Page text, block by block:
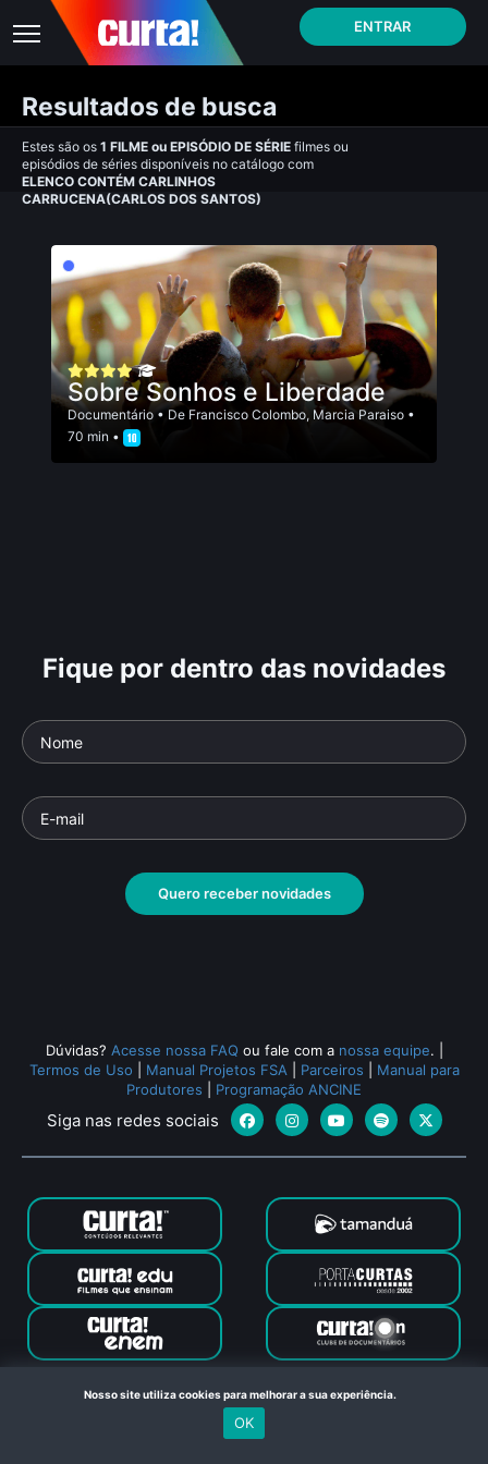
ENTRAR
Resultados de busca
Estes são os 1 FILME ou EPISÓDIO DE SÉRIE filmes ou
episódios de séries disponíveis no catálogo com
ELENCO CONTÉM CARLINHOS
CARRUCENA(CARLOS DOS SANTOS)
Sobre Sonhos e Liberdade
Documentário• De Francisco Colombo, Marcia Paraiso •
70 min •
Fique por dentro das novidades
Quero receber novidades
Dúvidas? Acesse nossa FAQ ou fale com a nossa equipe.
Termos de Uso
Manual Projetos FSA Parceiros
Manual para
Produtores
Programação ANCINE
Siga nas redes sociais
Canal Curta © 2024. Todos os direitos reservados. Feito com
no Rio de Janeiro
Nosso site utiliza cookies para melhorar a sua experiência.
OK